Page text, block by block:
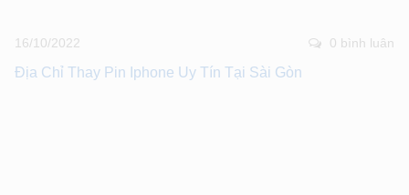
16/10/2022 0 bình luân
Địa Chỉ Thay Pin Iphone Uy Tín Tại Sài Gòn